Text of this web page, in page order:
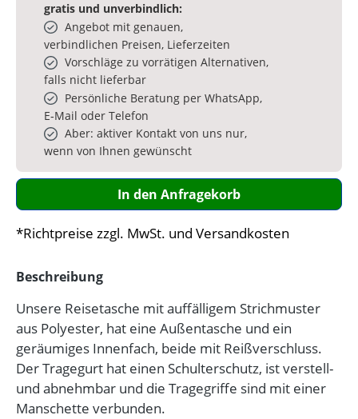
gratis und unverbindlich:
Angebot mit genauen,
verbindlichen Preisen, Lieferzeiten
Vorschläge zu vorrätigen Alternativen,
falls nicht lieferbar
Persönliche Beratung per WhatsApp,
E‑Mail oder Telefon
Aber: aktiver Kontakt von uns nur,
wenn von Ihnen gewünscht
In den Anfragekorb
*Richtpreise zzgl. MwSt. und Versandkosten
Beschreibung
Unsere Reisetasche mit auffälligem Strichmuster
aus Polyester, hat eine Außentasche und ein
geräumiges Innenfach, beide mit Reißverschluss.
Der Tragegurt hat einen Schulterschutz, ist verstell-
und abnehmbar und die Tragegriffe sind mit einer
Manschette verbunden.